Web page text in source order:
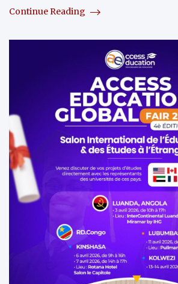
Continue Reading